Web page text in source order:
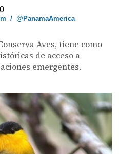
/@PanamaAmerica
Aves, tiene como
de acceso a
emergentes.